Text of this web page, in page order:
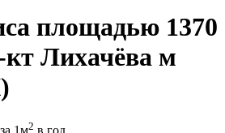
площадью 1370
Лихачёва м
2